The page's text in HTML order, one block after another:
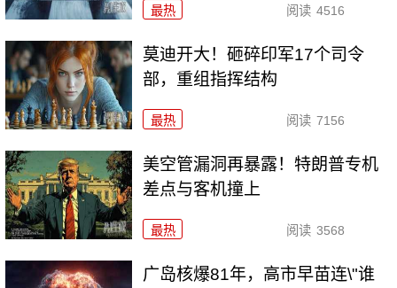
最热 阅读 4516
莫迪开大！砸碎印军17个司令
部，重组指挥结构
最热 阅读 7156
美空管漏洞再暴露！特朗普专机
差点与客机撞上
最热 阅读 3568
广岛核爆81年，高市早苗连\"谁